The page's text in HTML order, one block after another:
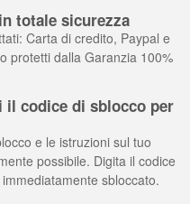
totale sicurezza
Carta di credito, Paypal e
protetti dalla Garanzia 100%
il codice di sblocco per
e le istruzioni sul tuo
possibile. Digita il codice
sbloccato.